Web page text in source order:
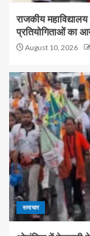
राजकीय
प्रतियोगिताओं का
August 10, 2026
समाचार